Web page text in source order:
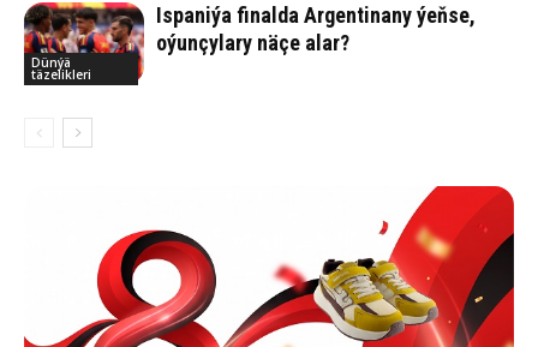
Dünýä
täzelikleri
Ispaniýa finalda Argentinany ýeňse,
oýunçylary näçe alar?